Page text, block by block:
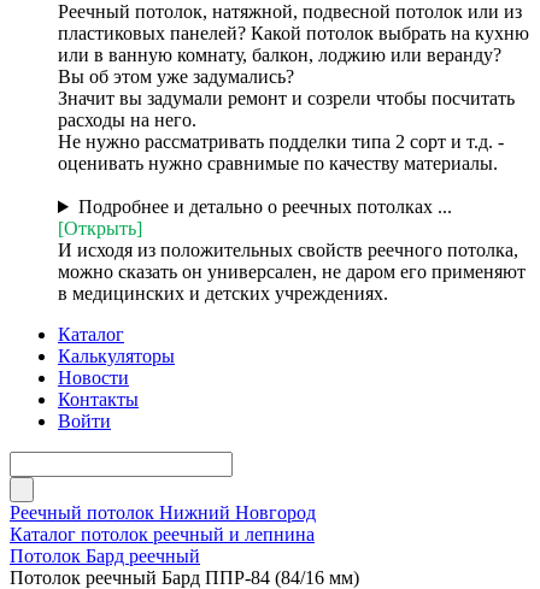
Реечный потолок, натяжной, подвесной потолок или из
пластиковых панелей? Какой потолок выбрать на кухню
или в ванную комнату, балкон, лоджию или веранду?
Вы об этом уже задумались?
Значит вы задумали ремонт и созрели чтобы посчитать
расходы на него.
Не нужно рассматривать подделки типа 2 сорт и т.д. -
оценивать нужно сравнимые по качеству материалы.
Подробнее и детально о реечных потолках ...
[Открыть]
И исходя из положительных свойств реечного потолка,
можно сказать он универсален, не даром его применяют
в медицинских и детских учреждениях.
Каталог
Калькуляторы
Новости
Контакты
Войти
Реечный потолок Нижний Новгород
Каталог потолок реечный и лепнина
Потолок Бард реечный
Потолок реечный Бард ППР-84 (84/16 мм)